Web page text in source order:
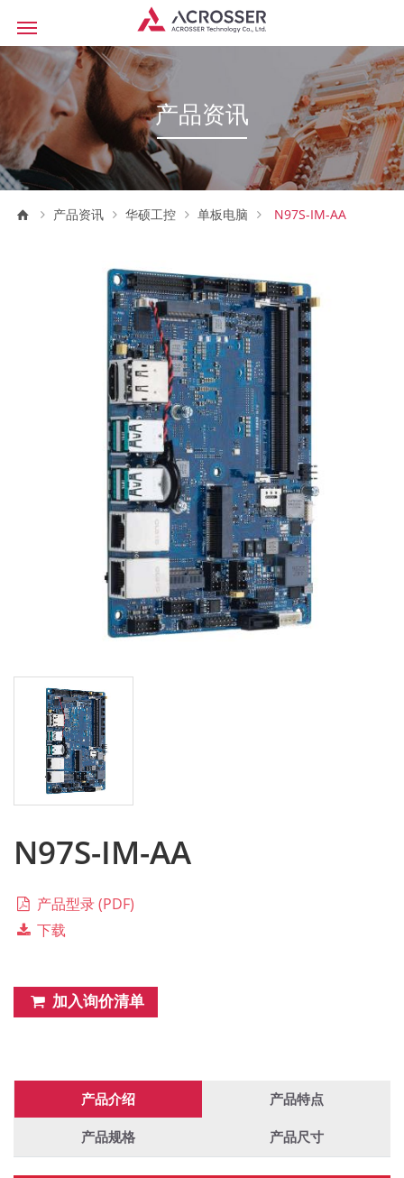
产品资讯
产品资讯 华硕工控 单板电脑 N97S-IM-AA
N97S-IM-AA
产品型录 (PDF)
下载
加入询价清单
产品介绍 产品特点
产品规格 产品尺寸